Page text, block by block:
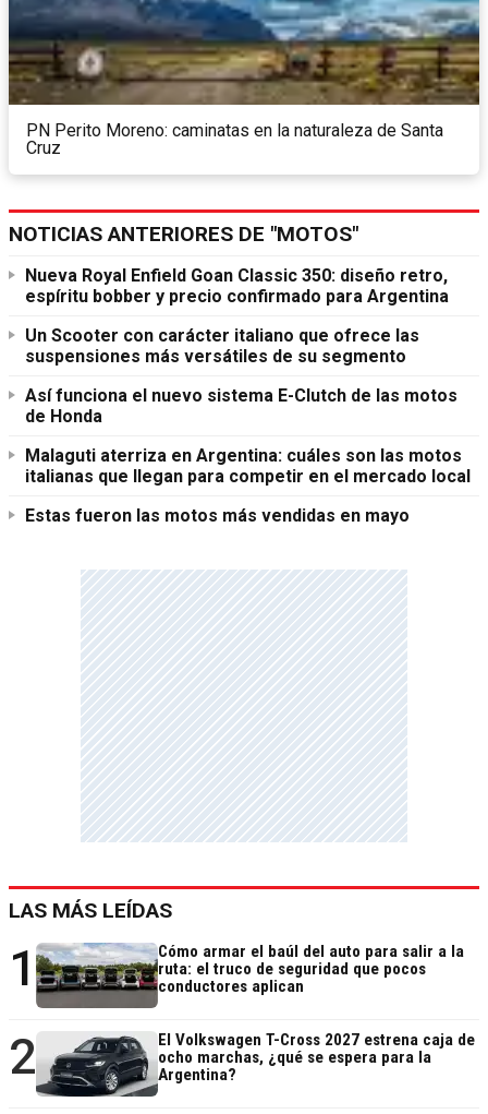
PN Perito Moreno: caminatas en la naturaleza de Santa
Cruz
NOTICIAS ANTERIORES DE "MOTOS"
Nueva Royal Enfield Goan Classic 350: diseño retro,
espíritu bobber y precio confirmado para Argentina
Un Scooter con carácter italiano que ofrece las
suspensiones más versátiles de su segmento
Así funciona el nuevo sistema E-Clutch de las motos
de Honda
Malaguti aterriza en Argentina: cuáles son las motos
italianas que llegan para competir en el mercado local
Estas fueron las motos más vendidas en mayo
LAS MÁS LEÍDAS
1
Cómo armar el baúl del auto para salir a la
ruta: el truco de seguridad que pocos
conductores aplican
2
El Volkswagen T-Cross 2027 estrena caja de
ocho marchas, ¿qué se espera para la
Argentina?